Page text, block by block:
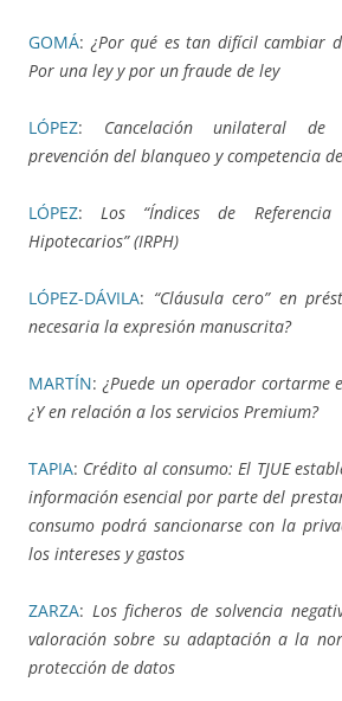
GOMÁ: ¿Por qué es tan difícil cambiar
Por una ley y por un fraude de ley
LÓPEZ: Cancelación unilateral de
prevención del blanqueo y competencia
LÓPEZ:Los “Índices de
Hipotecarios” (IRPH)
LÓPEZ-DÁVILA: “Cláusula cero” en
necesaria la expresión manuscrita?
MARTÍN: ¿Puede un operador cortarme
¿Y en relación a los servicios Premium?
TAPIA: Crédito al consumo: El TJUE
información esencial por parte del
consumo podrá sancionarse con la
los intereses y gastos
ZARZA: Los ficheros de solvencia
valoración sobre su adaptación a la
protección de datos